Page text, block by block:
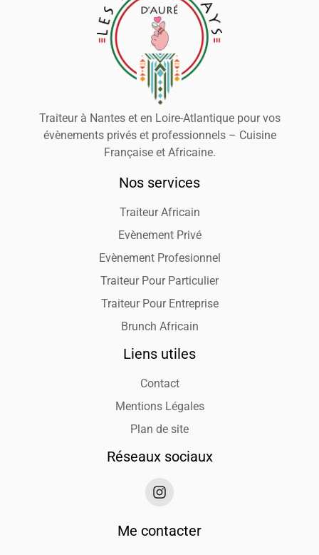
Traiteur à Nantes et en Loire-Atlantique pour vos
évènements privés et professionnels – Cuisine
Française et Africaine.
Nos services
Traiteur Africain
Evènement Privé
Evènement Profesionnel
Traiteur Pour Particulier
Traiteur Pour Entreprise
Brunch Africain
Liens utiles
Contact
Mentions Légales
Plan de site
Réseaux sociaux
Me contacter